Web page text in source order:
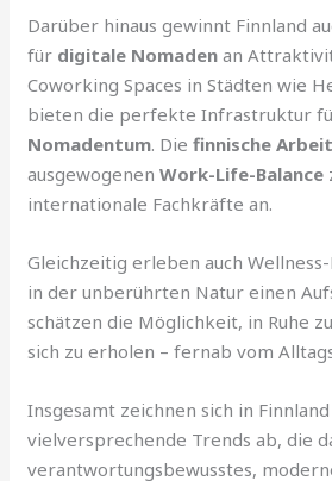
Darüber hinaus gewinnt Finnland
für digitale Nomaden an
Coworking Spaces in Städten wie
bieten die perfekte Infrastruktur
Nomadentum. Diefinnische
ausgewogenenWork-Life-Balance
internationale Fachkräfte an.
Gleichzeitig erleben auch
in der unberührten Natur einen
schätzen die Möglichkeit, in Ruhe
sich zu erholen – fernab vom
Insgesamt zeichnen sich in
vielversprechende Trends ab, die
verantwortungsbewusstes,